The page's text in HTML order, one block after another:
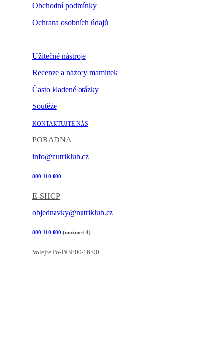
Obchodní podmínky
Ochrana osobních údajů
Užitečné nástroje
Recenze a názory maminek
Často kladené otázky
Soutěže
KONTAKTUJTE NÁS
PORADNA
info@nutriklub.cz
800 110 000
E-SHOP
objednavky@nutriklub.cz
800 110 000 (možnost 4)
Volejte Po-Pá 9:00-16:00